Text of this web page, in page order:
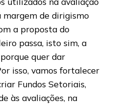
margem de dirigismo
a proposta do
passa, isto sim, a
quer dar
isso, vamos fortalecer
Fundos Setoriais,
às avaliações, na